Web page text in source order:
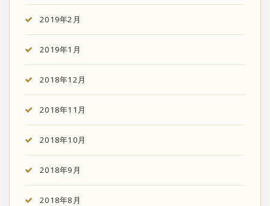
2019年2月
2019年1月
2018年12月
2018年11月
2018年10月
2018年9月
2018年8月